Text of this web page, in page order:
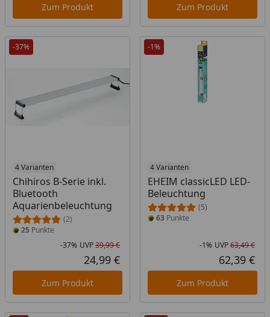
Zum Produkt Zum Produkt
-37%
4 Varianten
Chihiros B-Serie inkl.
Bluetooth
Aquarienbeleuchtung
(2)
25 Punkte
Rabatt in Prozent
-37%
Ursprünglicher Preis
UVP39,99 €
Aktueller Preis
24,99 €
Zum Produkt
-1%
4 Varianten
EHEIM classicLED LED-
Beleuchtung
(5)
63Punkte
-1% UVP63,49 €
62,39 €
Zum Produkt